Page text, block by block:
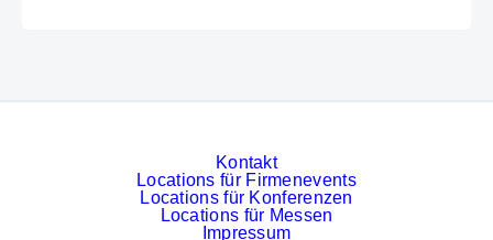
Kontakt
Locations für Firmenevents
Locations für Konferenzen
Locations für Messen
Impressum